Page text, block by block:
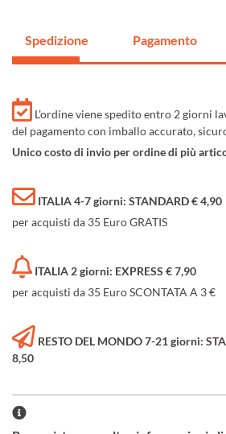
Spedizione Pagamento
L'ordine viene spedito entro 2 giorni
del pagamento con imballo accurato,
Unico costo di invio per ordine di più
ITALIA 4-7 giorni: STANDARD € 4,90
per acquisti da 35 Euro GRATIS
ITALIA 2 giorni: EXPRESS € 7,90
per acquisti da 35 Euro SCONTATA A 3 €
RESTO DEL MONDO 7-21 giorni:
8,50